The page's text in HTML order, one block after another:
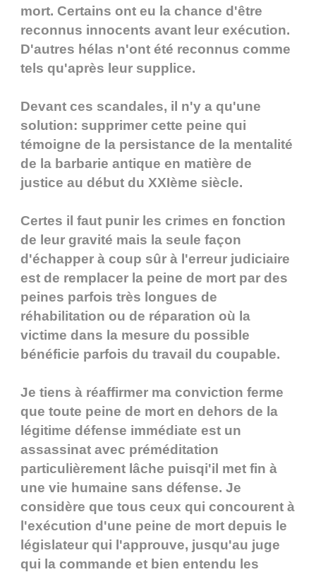
mort. Certains ont eu la chance d'être
reconnus innocents avant leur exécution.
D'autres hélas n'ont été reconnus comme
tels qu'après leur supplice.
Devant ces scandales, il n'y a qu'une
solution: supprimer cette peine qui
témoigne de la persistance de la mentalité
de la barbarie antique en matière de
justice au début du XXIème siècle.
Certes il faut punir les crimes en fonction
de leur gravité mais la seule façon
d'échapper à coup sûr à l'erreur judiciaire
est de remplacer la peine de mort par des
peines parfois très longues de
réhabilitation ou de réparation où la
victime dans la mesure du possible
bénéficie parfois du travail du coupable.
Je tiens à réaffirmer ma conviction ferme
que toute peine de mort en dehors de la
légitime défense immédiate est un
assassinat avec préméditation
particulièrement lâche puisqi'il met fin à
une vie humaine sans défense. Je
considère que tous ceux qui concourent à
l'exécution d'une peine de mort depuis le
législateur qui l'approuve, jusqu'au juge
qui la commande et bien entendu les